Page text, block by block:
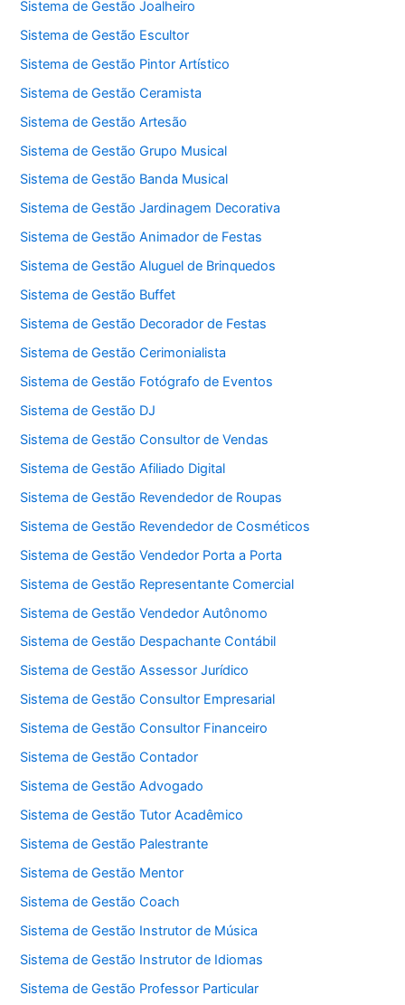
Sistema de Gestão Joalheiro
Sistema de Gestão Escultor
Sistema de Gestão Pintor Artístico
Sistema de Gestão Ceramista
Sistema de Gestão Artesão
Sistema de Gestão Grupo Musical
Sistema de Gestão Banda Musical
Sistema de Gestão Jardinagem Decorativa
Sistema de Gestão Animador de Festas
Sistema de Gestão Aluguel de Brinquedos
Sistema de Gestão Buffet
Sistema de Gestão Decorador de Festas
Sistema de Gestão Cerimonialista
Sistema de Gestão Fotógrafo de Eventos
Sistema de Gestão DJ
Sistema de Gestão Consultor de Vendas
Sistema de Gestão Afiliado Digital
Sistema de Gestão Revendedor de Roupas
Sistema de Gestão Revendedor de Cosméticos
Sistema de Gestão Vendedor Porta a Porta
Sistema de Gestão Representante Comercial
Sistema de Gestão Vendedor Autônomo
Sistema de Gestão Despachante Contábil
Sistema de Gestão Assessor Jurídico
Sistema de Gestão Consultor Empresarial
Sistema de Gestão Consultor Financeiro
Sistema de Gestão Contador
Sistema de Gestão Advogado
Sistema de Gestão Tutor Acadêmico
Sistema de Gestão Palestrante
Sistema de Gestão Mentor
Sistema de Gestão Coach
Sistema de Gestão Instrutor de Música
Sistema de Gestão Instrutor de Idiomas
Sistema de Gestão Professor Particular